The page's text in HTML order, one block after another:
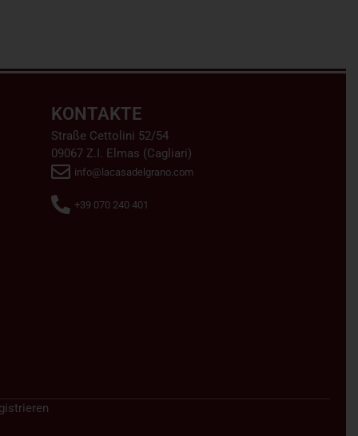
KONTAKTE
Straße Cettolini 52/54
09067 Z.I. Elmas (Cagliari)
info@lacasadelgrano.com
+39 070 240 401